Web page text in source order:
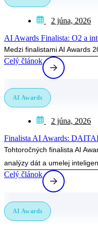
2 júna, 2026
AI Awards Finalista: O2 a
Medzi finalistami AI Awards
Celý článok
AI Awards
2 júna, 2026
Finalista AI Awards:
Tohtoročných finalista AI
analýzy dát a umelej
Celý článok
AI Awards